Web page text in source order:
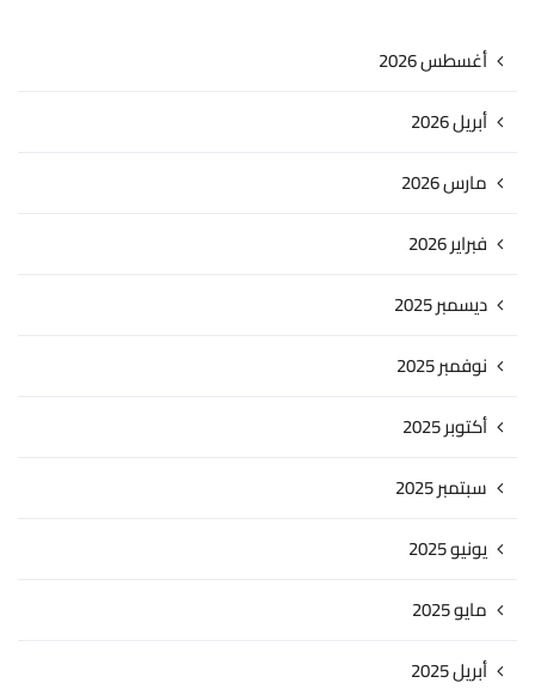
أغسطس 2026
أبريل 2026
مارس 2026
فبراير 2026
ديسمبر 2025
نوفمبر 2025
أكتوبر 2025
سبتمبر 2025
يونيو 2025
مايو 2025
أبريل 2025